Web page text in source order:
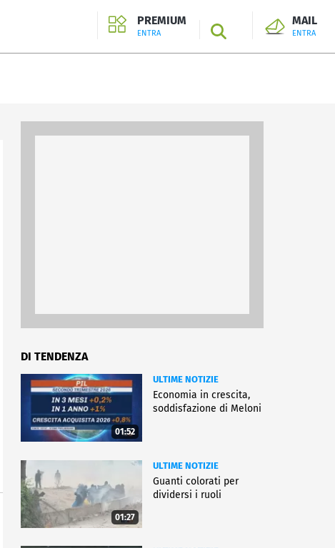
PREMIUM
ENTRA SEARCH
MAIL
ENTRA
DI TENDENZA
01:52
ULTIME NOTIZIE
Economia in crescita,
soddisfazione di Meloni
01:27
ULTIME NOTIZIE
Guanti colorati per
dividersi i ruoli